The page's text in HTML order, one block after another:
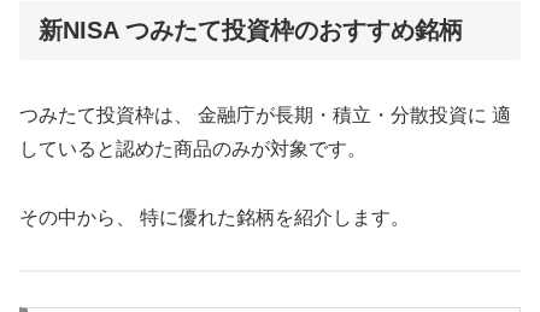
新NISA つみたて投資枠のおすすめ銘柄
つみたて投資枠は、 金融庁が長期・積立・分散投資に 適
していると認めた商品のみが対象です。
その中から、 特に優れた銘柄を紹介します。